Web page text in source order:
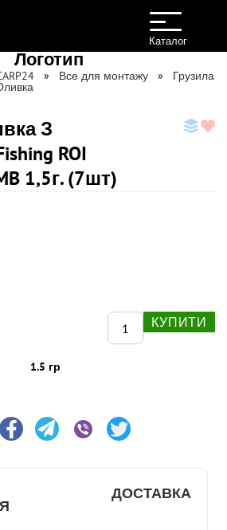
Toggle
navigation
Каталог
Все для монтажу Грузила
З
ROI
1,5г. (7шт)
КУПИТИ
1.5 гр
ДОСТАВКА